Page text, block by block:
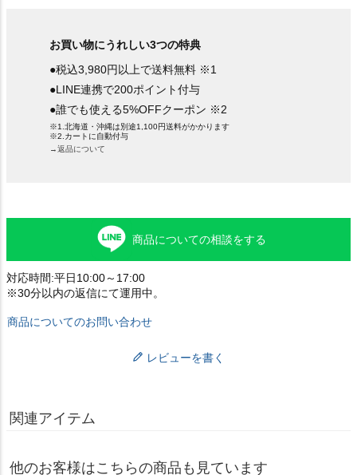
お買い物にうれしい3つの特典
●税込3,980円以上で送料無料 ※1
●LINE連携で200ポイント付与
●誰でも使える5%OFFクーポン ※2
※1.北海道・沖縄は別途1,100円送料がかかります
※2.カートに自動付与
→返品について
商品についての相談をする
対応時間:平日10:00～17:00
※30分以内の返信にて運用中。
商品についてのお問い合わせ
レビューを書く
関連アイテム
他のお客様はこちらの商品も見ています